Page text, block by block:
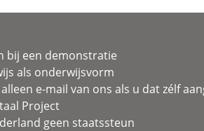
bij een demonstratie
als onderwijsvorm
e-mail van ons als u dat zélf
Project
geen staatssteun